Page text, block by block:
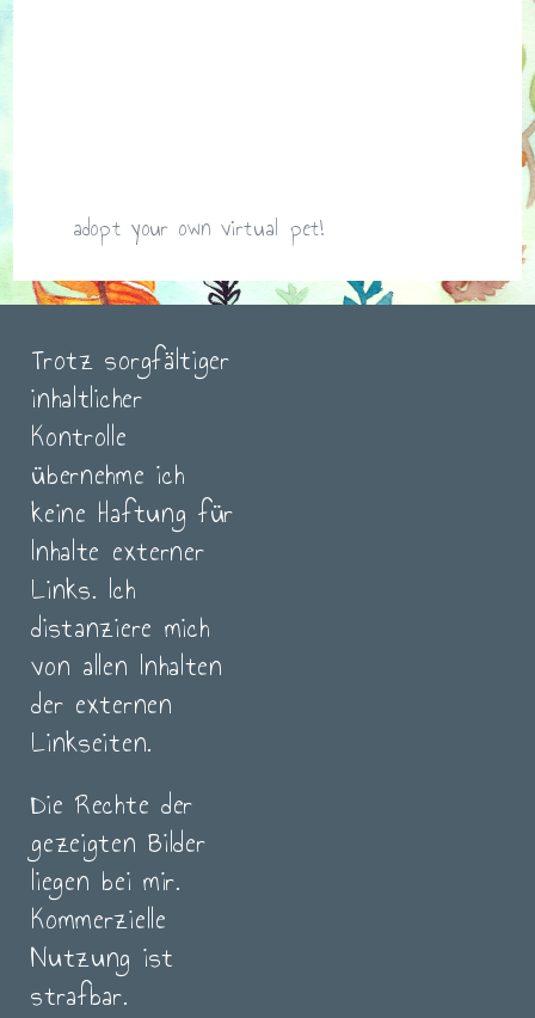
adopt your own virtual pet!
Trotz sorgfältiger
inhaltlicher
Kontrolle
übernehme ich
keine Haftung für
Inhalte externer
Links. Ich
distanziere mich
von allen Inhalten
der externen
Linkseiten.
Die Rechte der
gezeigten Bilder
liegen bei mir.
Kommerzielle
Nutzung ist
strafbar.